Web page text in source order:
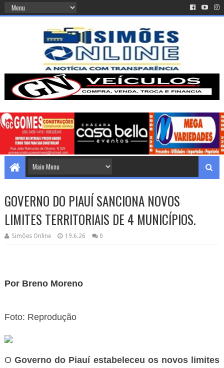
GOVERNO DO PIAUÍ SANCIONA NOVOS
LIMITES TERRITORIAIS DE 4 MUNICÍPIOS.
Simões Online 19.6.26 0
Por Breno Moreno
Foto: Reprodução
OGoverno do Piauí estabeleceu os novos limites